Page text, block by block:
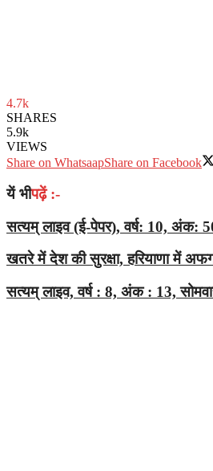
4.7k
SHARES
5.9k
VIEWS
Share on WhatsaapShare on Facebook
यें भीपढ़ें :-
सत्यम् लाइव (ई-पेपर), वर्ष: 10, अंक:
खतरे में देश की सुरक्षा, हरियाणा में
सत्यम् लाइव, वर्ष : 8, अंक : 13,